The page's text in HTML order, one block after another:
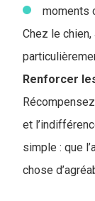
moments
Chez le
Renforcer
et
simple : que
chose